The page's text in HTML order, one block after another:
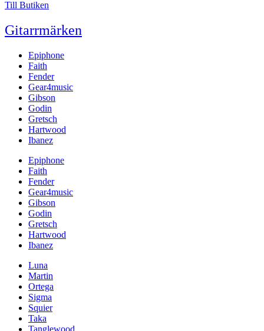
Till Butiken
Gitarrmärken
Epiphone
Faith
Fender
Gear4music
Gibson
Godin
Gretsch
Hartwood
Ibanez
Epiphone
Faith
Fender
Gear4music
Gibson
Godin
Gretsch
Hartwood
Ibanez
Luna
Martin
Ortega
Sigma
Squier
Taka